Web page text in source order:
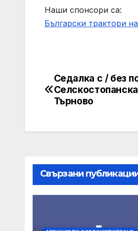
Наши спонсори са:
Български трактори
Post
navigation
Седалка с / без
Търново
Свързани